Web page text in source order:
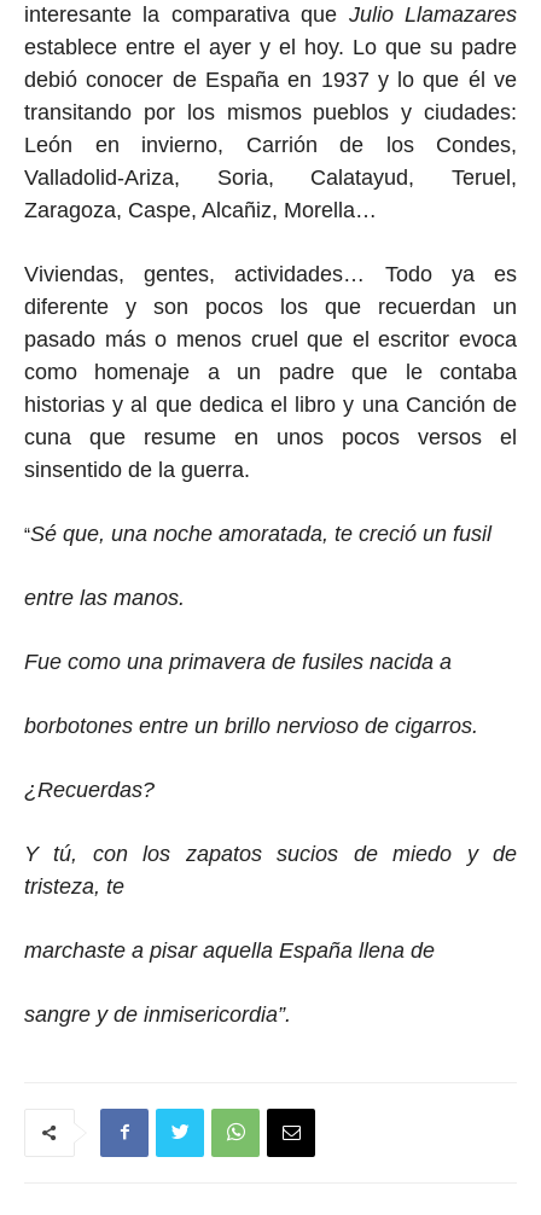
interesante la comparativa que Julio Llamazares
establece entre el ayer y el hoy. Lo que su padre
debió conocer de España en 1937 y lo que él ve
transitando por los mismos pueblos y ciudades:
León en invierno, Carrión de los Condes,
Valladolid-Ariza, Soria, Calatayud, Teruel,
Zaragoza, Caspe, Alcañiz, Morella…
Viviendas, gentes, actividades… Todo ya es
diferente y son pocos los que recuerdan un
pasado más o menos cruel que el escritor evoca
como homenaje a un padre que le contaba
historias y al que dedica el libro y una Canción de
cuna que resume en unos pocos versos el
sinsentido de la guerra.
“Sé que, una noche amoratada, te creció un fusil
entre las manos.
Fue como una primavera de fusiles nacida a
borbotones entre un brillo nervioso de cigarros.
¿Recuerdas?
Y tú, con los zapatos sucios de miedo y de
tristeza, te
marchaste a pisar aquella España llena de
sangre y de inmisericordia”.